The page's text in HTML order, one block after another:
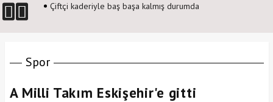
Çiftçi kaderiyle baş başa kalmış durumda
Spor
A Milli Takım Eskişehir'e gitti